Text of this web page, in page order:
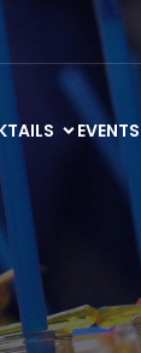
EVENTS